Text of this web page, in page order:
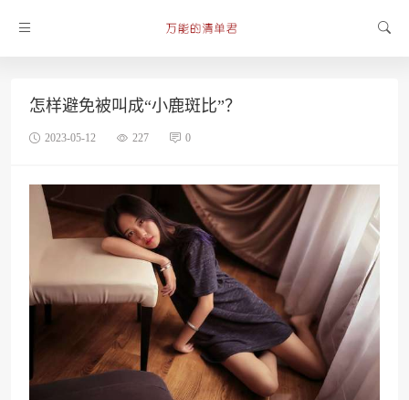
怎样避免被叫成“小鹿斑比”？
2023-05-12 227 0